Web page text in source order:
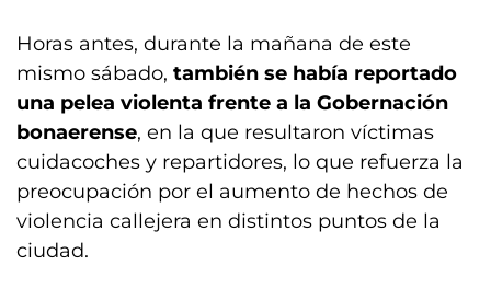
Horas antes, durante la mañana de este
mismo sábado, también se había reportado
una pelea violenta frente a la Gobernación
bonaerense, en la que resultaron víctimas
cuidacoches y repartidores, lo que refuerza la
preocupación por el aumento de hechos de
violencia callejera en distintos puntos de la
ciudad.